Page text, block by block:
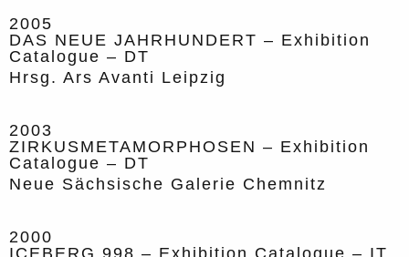
2005
DAS NEUE JAHRHUNDERT – Exhibition
Catalogue – DT
Hrsg. Ars Avanti Leipzig
2003
ZIRKUSMETAMORPHOSEN – Exhibition
Catalogue – DT
Neue Sächsische Galerie Chemnitz
2000
ICEBERG 998 – Exhibition Catalogue – IT